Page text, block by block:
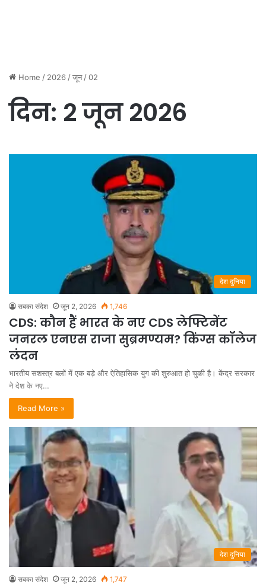
Home / 2026 /जून /02
दिन: 2 जून 2026
देश दुनिया
सबका संदेश जून 2, 2026 1,746
CDS: कौन हैं भारत के नए CDS लेफ्टिनेंट
जनरल एनएस राजा सुब्रमण्यम? किंग्स कॉलेज
लंदन
भारतीय सशस्त्र बलों में एक बड़े और ऐतिहासिक युग की शुरुआत हो चुकी है। केंद्र सरकार
ने देश के नए…
Read More »
देश दुनिया
सबका संदेश जून 2, 2026 1,747